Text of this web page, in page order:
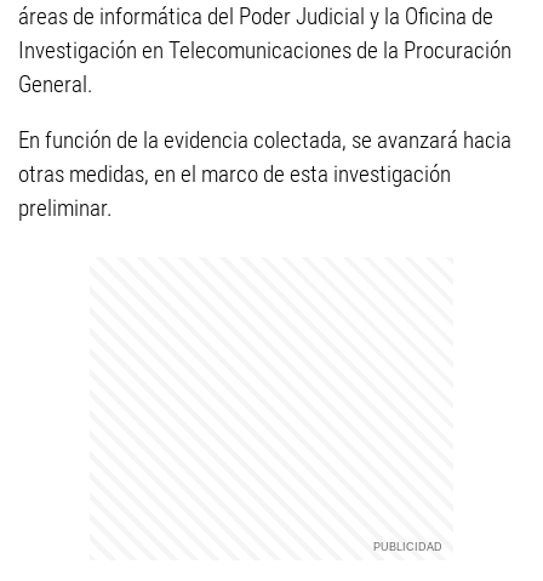
áreas de informática del Poder Judicial y la Oficina de
Investigación en Telecomunicaciones de la Procuración
General.
En función de la evidencia colectada, se avanzará hacia
otras medidas, en el marco de esta investigación
preliminar.